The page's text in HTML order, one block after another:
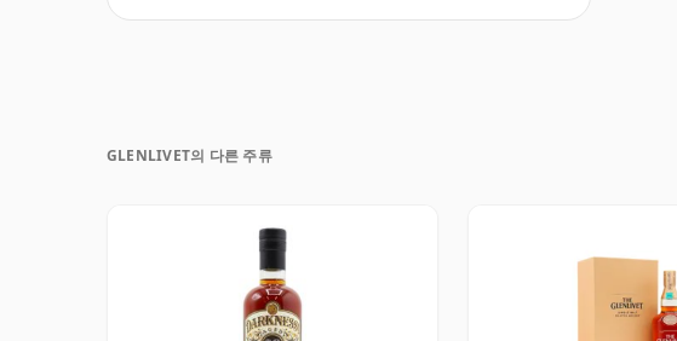
GLENLIVET의 다른 주류